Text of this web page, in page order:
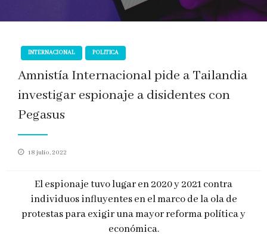
INTERNACIONAL POLITICA
Amnistía Internacional pide a Tailandia
investigar espionaje a disidentes con
Pegasus
Publicado
18 julio, 2022
El espionaje tuvo lugar en 2020 y 2021 contra
individuos influyentes en el marco de la ola de
protestas para exigir una mayor reforma política y
económica.